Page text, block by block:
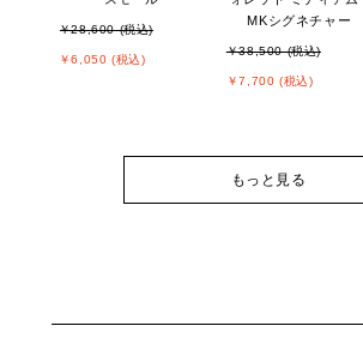
￥28,600 (税込)
￥6,050 (税込)
MKシグネチャー
￥38,500 (税込)
￥7,700 (税込)
もっと見る